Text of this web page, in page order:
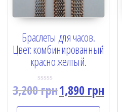
Браслеты для часов.
Цвет: комбинированный
красно желтый.
R
a
3,200грн1,890грн